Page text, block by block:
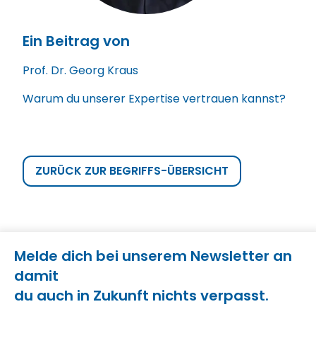
Ein Beitrag von
Prof. Dr. Georg Kraus
Warum du unserer Expertise vertrauen kannst?
ZURÜCK ZUR BEGRIFFS-ÜBERSICHT
Melde dich bei unserem Newsletter an
damit
du auch in Zukunft nichts verpasst.